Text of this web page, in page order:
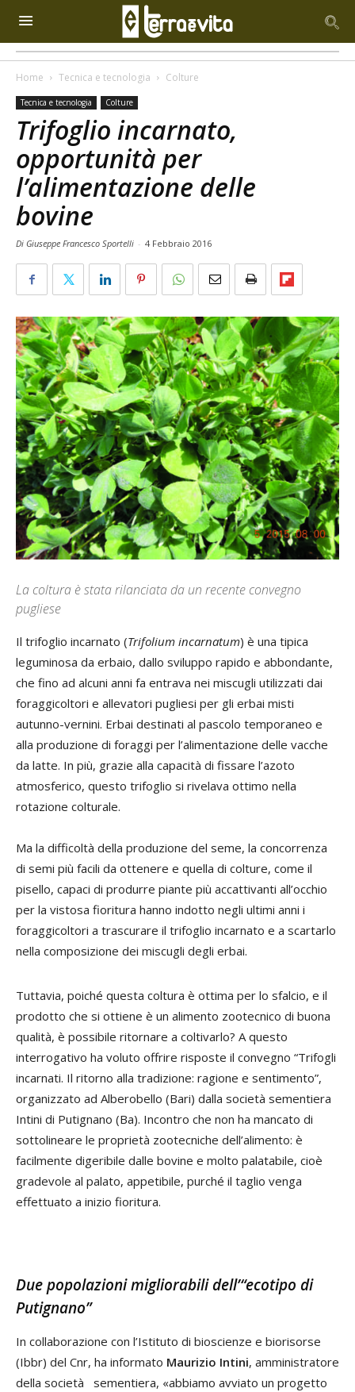
Home Tecnica e tecnologia Colture
Tecnica e tecnologia Colture
Trifoglio incarnato,
opportunità per
l’alimentazione delle
bovine
Di Giuseppe Francesco Sportelli - 4 Febbraio 2016
La coltura è stata rilanciata da un recente convegno
pugliese
Il trifoglio incarnato (Trifolium incarnatum) è una tipica
leguminosa da erbaio, dallo sviluppo rapido e abbondante,
che fino ad alcuni anni fa entrava nei miscugli utilizzati dai
foraggicoltori e allevatori pugliesi per gli erbai misti
autunno-vernini. Erbai destinati al pascolo temporaneo e
alla produzione di foraggi per l’alimentazione delle vacche
da latte. In più, grazie alla capacità di fissare l’azoto
atmosferico, questo trifoglio si rivelava ottimo nella
rotazione colturale.
Ma la difficoltà della produzione del seme, la concorrenza
di semi più facili da ottenere e quella di colture, come il
pisello, capaci di produrre piante più accattivanti all’occhio
per la vistosa fioritura hanno indotto negli ultimi anni i
foraggicoltori a trascurare il trifoglio incarnato e a scartarlo
nella composizione dei miscugli degli erbai.
Tuttavia, poiché questa coltura è ottima per lo sfalcio, e il
prodotto che si ottiene è un alimento zootecnico di buona
qualità, è possibile ritornare a coltivarlo? A questo
interrogativo ha voluto offrire risposte il convegno “Trifogli
incarnati. Il ritorno alla tradizione: ragione e sentimento”,
organizzato ad Alberobello (Bari) dalla società sementiera
Intini di Putignano (Ba). Incontro che non ha mancato di
sottolineare le proprietà zootecniche dell’alimento: è
facilmente digeribile dalle bovine e molto palatabile, cioè
gradevole al palato, appetibile, purché il taglio venga
effettuato a inizio fioritura.
Due popolazioni migliorabili dell’“ecotipo di
Putignano”
In collaborazione con l’Istituto di bioscienze e biorisorse
(Ibbr) del Cnr, ha informato Maurizio Intini, amministratore
della società sementiera, «abbiamo avviato un progetto